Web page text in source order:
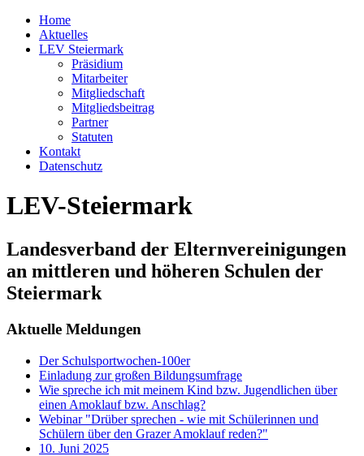
Home
Aktuelles
LEV Steiermark
Präsidium
Mitarbeiter
Mitgliedschaft
Mitgliedsbeitrag
Partner
Statuten
Kontakt
Datenschutz
LEV-Steiermark
Landesverband der Elternvereinigungen
an mittleren und höheren Schulen der
Steiermark
Aktuelle Meldungen
Der Schulsportwochen-100er
Einladung zur großen Bildungsumfrage
Wie spreche ich mit meinem Kind bzw. Jugendlichen über
einen Amoklauf bzw. Anschlag?
Webinar "Drüber sprechen - wie mit Schülerinnen und
Schülern über den Grazer Amoklauf reden?"
10. Juni 2025